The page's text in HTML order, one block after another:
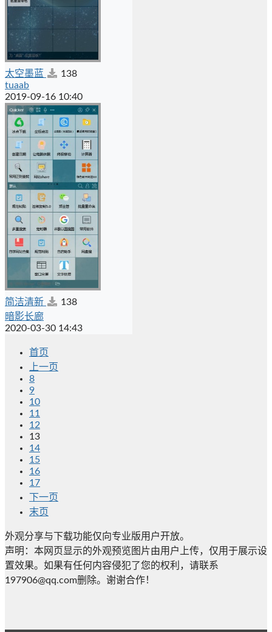
太空墨蓝
138
tuaab
2019-09-16 10:40
简洁清新
138
暗影长廊
2020-03-30 14:43
首页
上一页
8
9
10
11
12
13
14
15
16
17
下一页
末页
外观分享与下载功能仅向专业版用户开放。
声明：本网页显示的外观预览图片由用户上传，仅用于展示设
置效果。如果有任何内容侵犯了您的权利，请联系
197906@qq.com删除。谢谢合作！